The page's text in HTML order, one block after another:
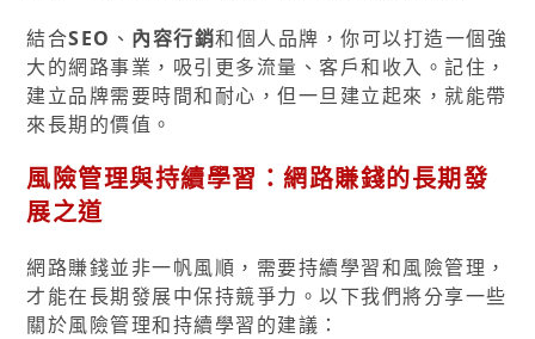
結合SEO 、 內容行銷和個人品牌，你可以打造一個強
大的網路事業，吸引更多流量、客戶和收入。記住，
建立品牌需要時間和耐心，但一旦建立起來，就能帶
來長期的價值。
風險管理與持續學習：網路賺錢的長期發
展之道
網路賺錢並非一帆風順，需要持續學習和風險管理，
才能在長期發展中保持競爭力。以下我們將分享一些
關於風險管理和持續學習的建議：